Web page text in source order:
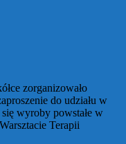
zorganizowało
do udziału w
wyroby powstałe w
Terapii